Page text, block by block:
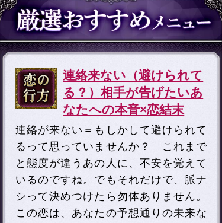
連絡来ない（避けられて
る？）相手が告げたいあ
なたへの本音×恋結末
連絡が来ない＝もしかして避けられて
るって思っていませんか？ これまで
と態度が違うあの人に、不安を覚えて
いるのですね。でもそれだけで、脈ナ
シって決めつけたら勿体ありません。
この恋は、あなたの予想通りの未来な